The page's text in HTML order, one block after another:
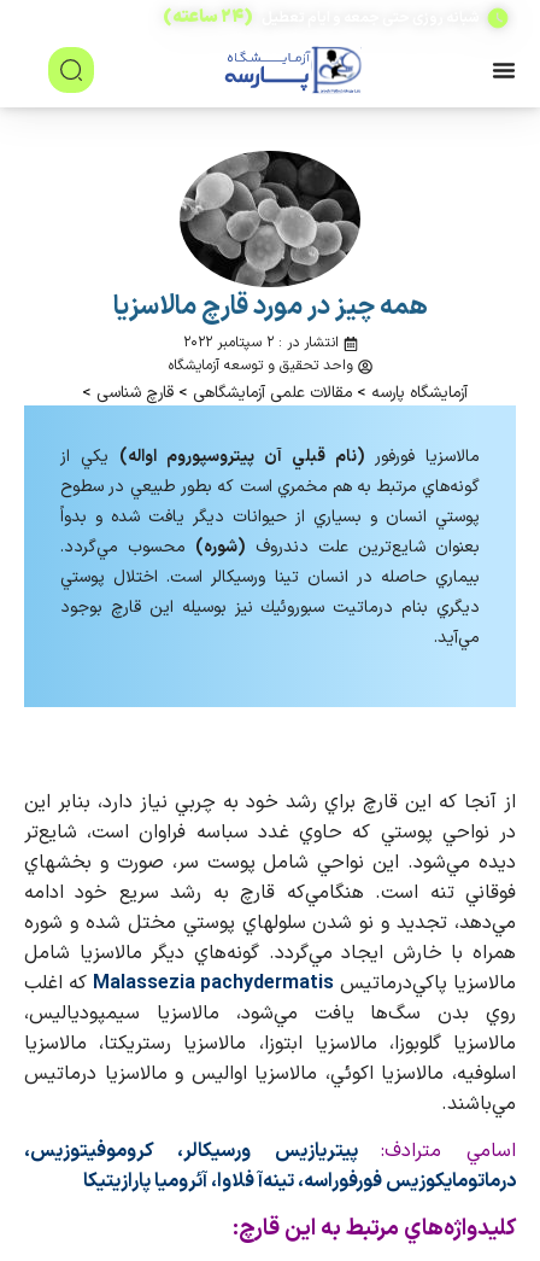
(۲۴ ساعته)
همه چیز در مورد قارچ مالاسزیا
انتشار در : ۲ سپتامبر ۲۰۲۲
واحد تحقیق و توسعه آزمایشگاه
آزمایشگاه پارسه > مقالات علمی آزمایشگاهی > قارچ شناسی >
مالاسزيا فورفور (نام قبلي آن پيتروسپوروم اواله) يكي از
گونه‌هاي مرتبط به هم مخمري است كه بطور طبيعي در سطوح
پوستي انسان و بسياري از حيوانات ديگر يافت شده و بدواً
بعنوان شايع‌ترين علت دندروف (شوره) محسوب مي‌گردد.
بيماري حاصله در انسان تينا ورسيكالر است. اختلال پوستي
ديگري بنام درماتيت سبوروئيك نيز بوسيله اين قارچ بوجود
مي‌آيد.
از آنجا كه اين قارچ براي رشد خود به چربي نياز دارد، بنابر اين
در نواحي پوستي كه حاوي غدد سباسه فراوان است، شايع‌تر
ديده مي‌شود. اين نواحي شامل پوست سر، صورت و بخشهاي
فوقاني تنه است. هنگامي‌كه قارچ به رشد سريع خود ادامه
مي‌دهد، تجديد و نو شدن سلولهاي پوستي مختل شده و شوره
همراه با خارش ايجاد مي‌گردد. گونه‌هاي ديگر مالاسزيا شامل
مالاسزيا پاكي‌درماتيسMalassezia pachydermatis كه اغلب
روي بدن سگ‌ها يافت مي‌شود، مالاسزيا سيمپودياليس،
مالاسزيا گلوبوزا، مالاسزيا ابتوزا، مالاسزيا رستريكتا، مالاسزيا
اسلوفيه، مالاسزيا اكوئي، مالاسزيا اواليس و مالاسزيا درماتيس
مي‌باشند.
اسامي مترادف: پيتريازيس ورسيكالر، كروموفيتوزيس،
درماتومايكوزيس فورفوراسه، تينه‌آ فلاوا، آئروميا پارازيتيكا
كليدواژه‌هاي مرتبط به اين قارچ: